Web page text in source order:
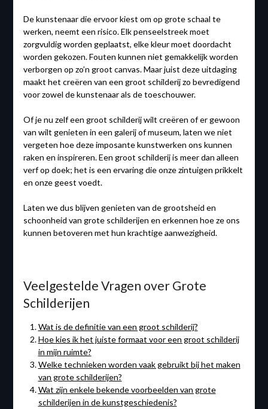
De kunstenaar die ervoor kiest om op grote schaal te
werken, neemt een risico. Elk penseelstreek moet
zorgvuldig worden geplaatst, elke kleur moet doordacht
worden gekozen. Fouten kunnen niet gemakkelijk worden
verborgen op zo’n groot canvas. Maar juist deze uitdaging
maakt het creëren van een groot schilderij zo bevredigend
voor zowel de kunstenaar als de toeschouwer.
Of je nu zelf een groot schilderij wilt creëren of er gewoon
van wilt genieten in een galerij of museum, laten we niet
vergeten hoe deze imposante kunstwerken ons kunnen
raken en inspireren. Een groot schilderij is meer dan alleen
verf op doek; het is een ervaring die onze zintuigen prikkelt
en onze geest voedt.
Laten we dus blijven genieten van de grootsheid en
schoonheid van grote schilderijen en erkennen hoe ze ons
kunnen betoveren met hun krachtige aanwezigheid.
Veelgestelde Vragen over Grote
Schilderijen
Wat is de definitie van een groot schilderij?
Hoe kies ik het juiste formaat voor een groot schilderij
in mijn ruimte?
Welke technieken worden vaak gebruikt bij het maken
van grote schilderijen?
Wat zijn enkele bekende voorbeelden van grote
schilderijen in de kunstgeschiedenis?